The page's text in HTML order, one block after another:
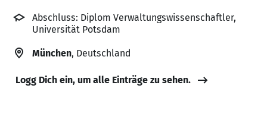
Abschluss: Diplom Verwaltungswissenschaftler,
Universität Potsdam
München, Deutschland
Logg Dich ein, um alle Einträge zu sehen.